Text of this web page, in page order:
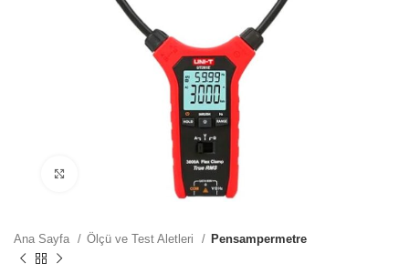
Büyütmek için tıklayın
Ana Sayfa Ölçü ve Test Aletleri Pensampermetre